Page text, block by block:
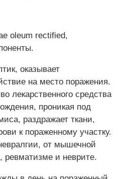
oleum rectified,
оказывает
на место поражения.
лекарственного средства
проникая под
раздражает ткани,
к пораженному участку.
от мышечной
ревматизме и неврите.